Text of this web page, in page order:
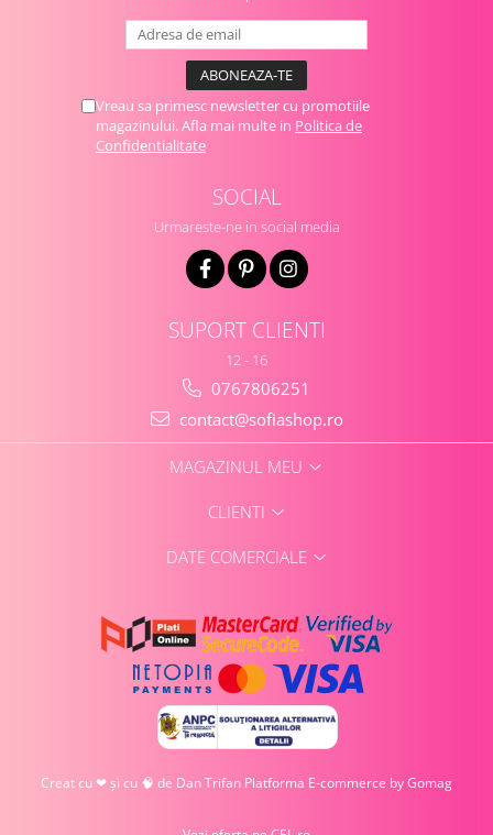
Vreau sa primesc newsletter cu promotiile
magazinului. Afla mai multe in Politica de
Confidentialitate
SOCIAL
Urmareste-ne in social media
SUPORT CLIENTI
12 - 16
0767806251
contact@sofiashop.ro
MAGAZINUL MEU
CLIENTI
DATE COMERCIALE
Creat cu ❤ și cu 🧠 de Dan Trifan Platforma E-commerce by Gomag